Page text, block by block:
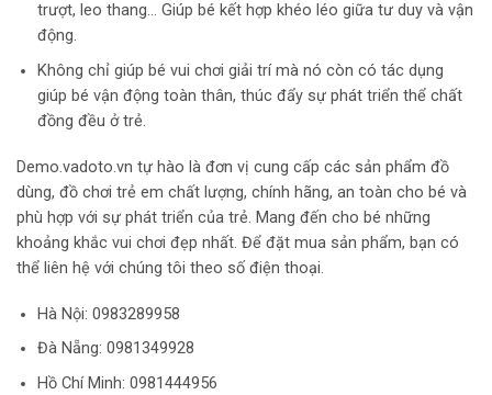
trượt, leo thang… Giúp bé kết hợp khéo léo giữa tư duy và vận
động.
Không chỉ giúp bé vui chơi giải trí mà nó còn có tác dụng
giúp bé vận động toàn thân, thúc đẩy sự phát triển thể chất
đồng đều ở trẻ.
Demo.vadoto.vn tự hào là đơn vị cung cấp các sản phẩm đồ
dùng, đồ chơi trẻ em chất lượng, chính hãng, an toàn cho bé và
phù hợp với sự phát triển của trẻ. Mang đến cho bé những
khoảng khắc vui chơi đẹp nhất. Để đặt mua sản phẩm, bạn có
thể liên hệ với chúng tôi theo số điện thoại.
Hà Nội: 0983289958
Đà Nẵng: 0981349928
Hồ Chí Minh: 0981444956